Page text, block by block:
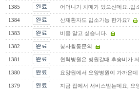
1385 어머니가 치매가 있으신데요..입
1384 산재환자도 입소가능 한가요?
1383 비용 알고 싶습니다.
1382 봉사활동문의
1381 협력병원은 병원갈때 후송비가
1380 요양원에서 요양병원이 가까운
1379 지금 집에서 서비스받는데요, 요